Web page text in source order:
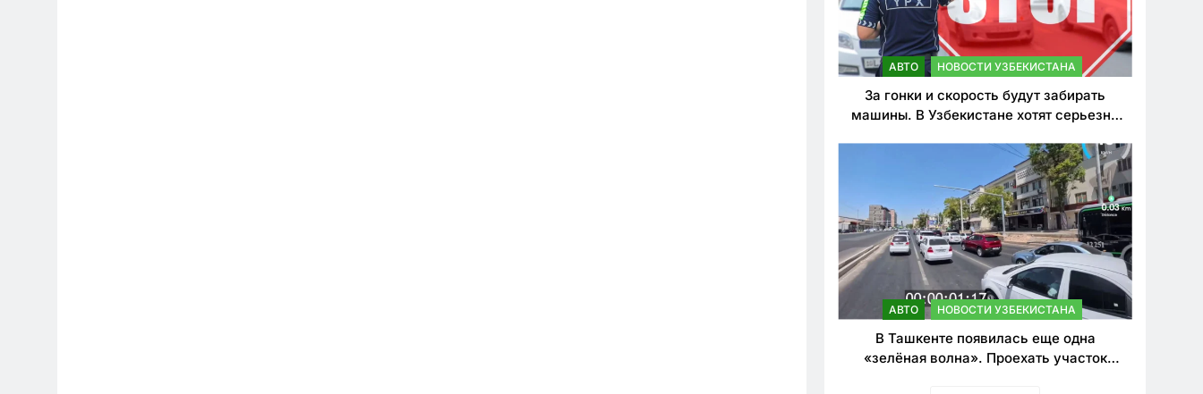
АВТО НОВОСТИ УЗБЕКИСТАНА
За гонки и скорость будут забирать
машины. В Узбекистане хотят серьезно
АВТО НОВОСТИ УЗБЕКИСТАНА
В Ташкенте появилась еще одна
«зелёная волна». Проехать участок